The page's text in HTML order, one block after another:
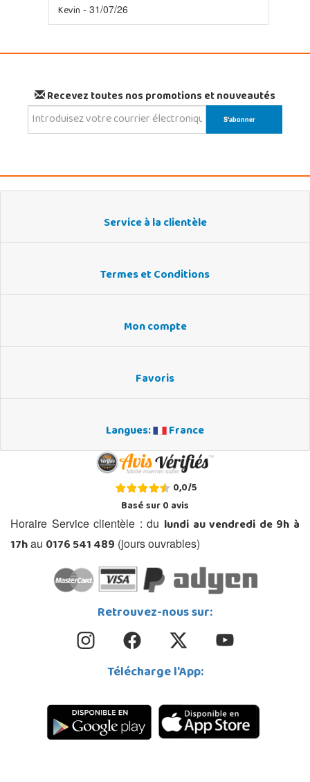
Kevin - 31/07/26
Recevez toutes nos promotions et nouveautés
Service à la clientèle
Termes et Conditions
Mon compte
Favoris
Langues: France
0,0/5
Basé sur0avis
Horaire Service clientèle : du lundi au vendredi de 9h à
17hau 0176 541 489 (jours ouvrables)
Retrouvez-nous sur:
Télécharge l'App: